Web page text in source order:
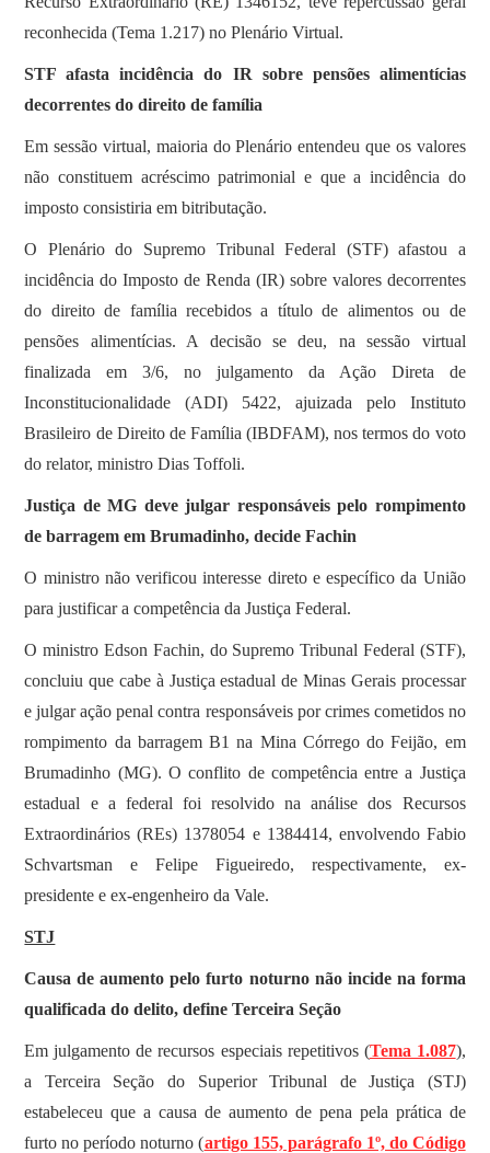
reconhecida (Tema 1.217) no Plenário Virtual.
STF afasta incidência do IR sobre pensões alimentícias
decorrentes do direito de família
Em sessão virtual, maioria do Plenário entendeu que os valores
não constituem acréscimo patrimonial e que a incidência do
imposto consistiria em bitributação.
O Plenário do Supremo Tribunal Federal (STF) afastou a
incidência do Imposto de Renda (IR) sobre valores decorrentes
do direito de família recebidos a título de alimentos ou de
pensões alimentícias. A decisão se deu, na sessão virtual
finalizada em 3/6, no julgamento da Ação Direta de
Inconstitucionalidade (ADI) 5422, ajuizada pelo Instituto
Brasileiro de Direito de Família (IBDFAM), nos termos do voto
do relator, ministro Dias Toffoli.
Justiça de MG deve julgar responsáveis pelo rompimento
de barragem em Brumadinho, decide Fachin
O ministro não verificou interesse direto e específico da União
para justificar a competência da Justiça Federal.
O ministro Edson Fachin, do Supremo Tribunal Federal (STF),
concluiu que cabe à Justiça estadual de Minas Gerais processar
e julgar ação penal contra responsáveis por crimes cometidos no
rompimento da barragem B1 na Mina Córrego do Feijão, em
Brumadinho (MG). O conflito de competência entre a Justiça
estadual e a federal foi resolvido na análise dos Recursos
Extraordinários (REs) 1378054 e 1384414, envolvendo Fabio
Schvartsman e Felipe Figueiredo, respectivamente, ex-
presidente e ex-engenheiro da Vale.
STJ
Causa de aumento pelo furto noturno não incide na forma
qualificada do delito, define Terceira Seção
​Em julgamento de recursos especiais repetitivos (Tema 1.087),
a Terceira Seção do Superior Tribunal de Justiça (STJ)
estabeleceu que a causa de aumento de pena pela prática de
furto no período noturno (artigo 155, parágrafo 1º, do Código